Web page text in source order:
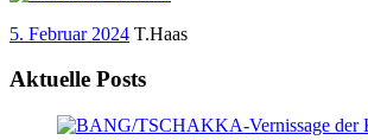
5. Februar 2024 T.Haas
Aktuelle Posts